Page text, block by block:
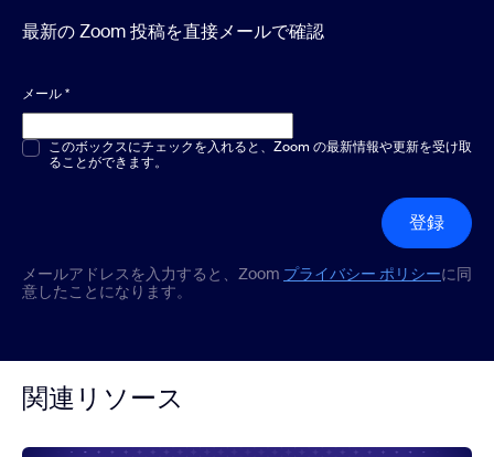
最新の Zoom 投稿を直接メールで確認
メール*
複数選択または単一選択*
このボックスにチェックを入れると、Zoom の最新情報や更新を受け取
ることができます。
登録
メールアドレスを入力すると、Zoom プライバシー ポリシーに同
意したことになります。
関連リソース